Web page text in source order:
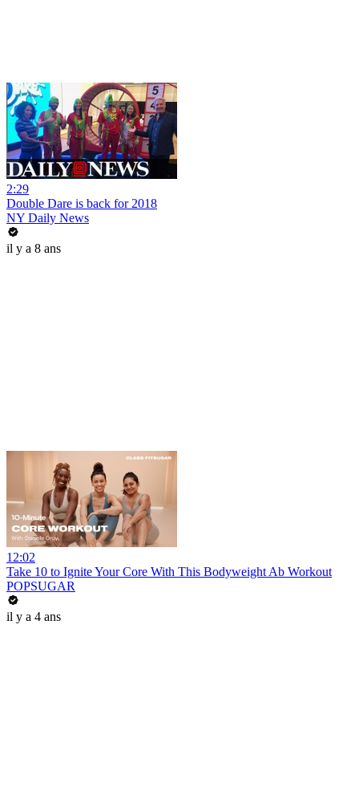
2:29
Double Dare is back for 2018
NY Daily News
il y a 8 ans
12:02
Take 10 to Ignite Your Core With This Bodyweight Ab Workout
POPSUGAR
il y a 4 ans